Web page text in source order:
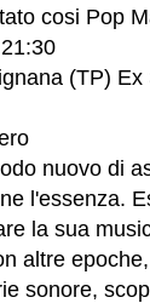
cosi Pop
(TP) Ex
nuovo di
l'essenza.
la sua
altre
sonore,